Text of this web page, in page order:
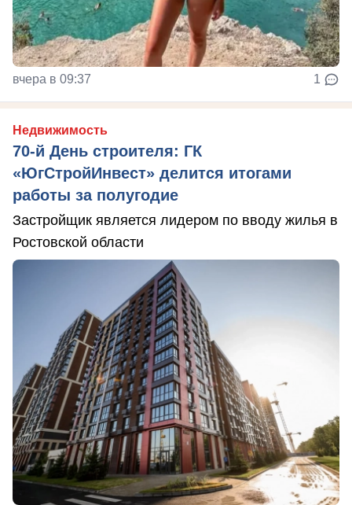
вчера в 09:37 1
Недвижимость
70-й День строителя: ГК
«ЮгСтройИнвест» делится итогами
работы за полугодие
Застройщик является лидером по вводу жилья в
Ростовской области